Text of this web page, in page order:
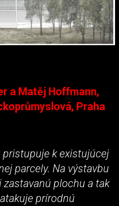
a Matěj Hoffmann,
Praha
k existujúcej
parcely. Na výstavbu
plochu a tak
prírodnú